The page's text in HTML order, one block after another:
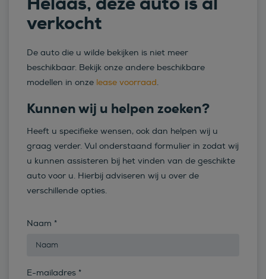
verkocht
De auto die u wilde bekijken is niet meer
beschikbaar. Bekijk onze andere beschikbare
modellen in onze lease voorraad.
Kunnen wij u helpen zoeken?
Heeft u specifieke wensen, ook dan helpen wij u
graag verder. Vul onderstaand formulier in zodat wij
u kunnen assisteren bij het vinden van de geschikte
auto voor u. Hierbij adviseren wij u over de
verschillende opties.
Naam *
E-mailadres *